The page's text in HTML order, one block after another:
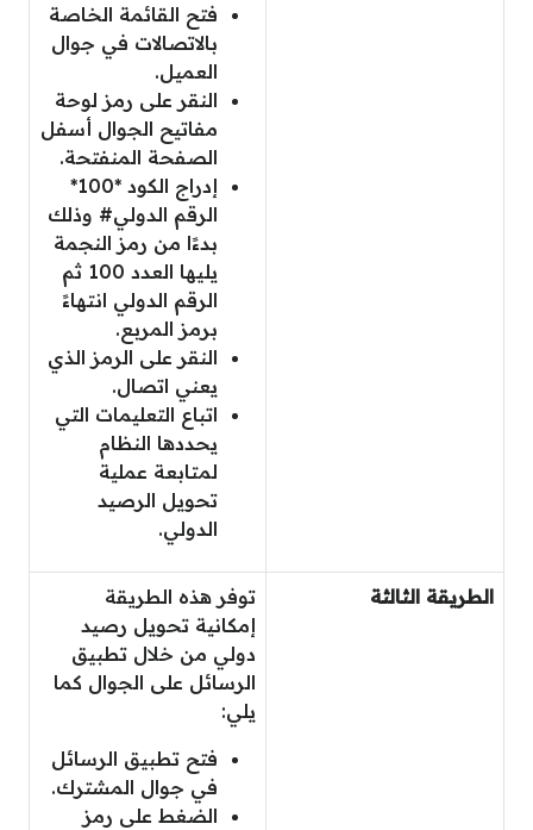
فتح القائمة الخاصة
بالاتصالات في جوال
العميل.
النقر على رمز لوحة
مفاتيح الجوال أسفل
الصفحة المنفتحة.
إدراج الكود *100*
الرقم الدولي# وذلك
بدءًا من رمز النجمة
يليها العدد 100 ثم
الرقم الدولي انتهاءً
برمز المربع.
النقر على الرمز الذي
يعني اتصال.
اتباع التعليمات التي
يحددها النظام
لمتابعة عملية
تحويل الرصيد
الدولي.
الطريقة الثالثة
توفر هذه الطريقة
إمكانية تحويل رصيد
دولي من خلال تطبيق
الرسائل على الجوال كما
يلي:
فتح تطبيق الرسائل
في جوال المشترك.
الضغط على رمز